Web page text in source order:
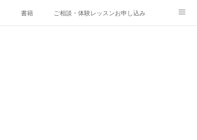
書籍 ご相談・体験レッスンお申し込み